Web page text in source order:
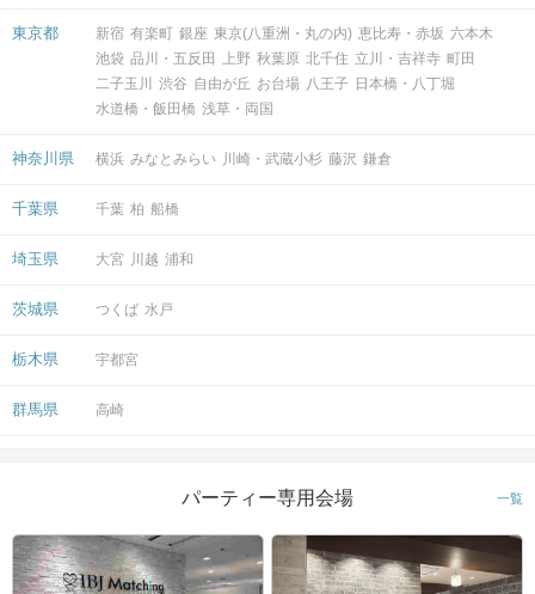
東京都 新宿 有楽町 銀座 東京(八重洲・丸の内) 恵比寿・赤坂 六本木
池袋 品川・五反田 上野 秋葉原 北千住 立川・吉祥寺 町田
二子玉川
渋谷 自由が丘 お台場 八王子 日本橋・八丁堀
水道橋・飯田橋 浅草・両国
神奈川県 横浜 みなとみらい 川崎・武蔵小杉 藤沢 鎌倉
千葉県 千葉 柏 船橋
埼玉県 大宮 川越 浦和
茨城県 つくば 水戸
栃木県 宇都宮
群馬県 高崎
パーティー専用会場 一覧